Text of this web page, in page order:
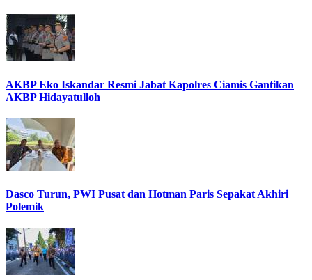
AKBP Eko Iskandar Resmi Jabat Kapolres Ciamis Gantikan
AKBP Hidayatulloh
Dasco Turun, PWI Pusat dan Hotman Paris Sepakat Akhiri
Polemik